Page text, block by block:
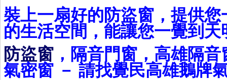
裝上一扇好的防盜窗，提供
的生活空間，能讓您一覺到天
防盜窗 ，隔音門窗，高雄隔
氣密窗 － 請找覺民高雄鵝牌